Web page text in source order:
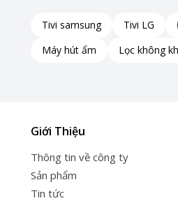
Tivi samsung Tivi LG
Máy hút ẩm
Lọc không
Giới Thiệu
Thông tin về công ty
Sản phẩm
Tin tức